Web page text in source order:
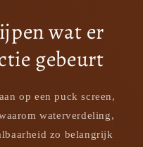
wat er
gebeurt
op een puck screen,
waterverdeling,
zo belangrijk